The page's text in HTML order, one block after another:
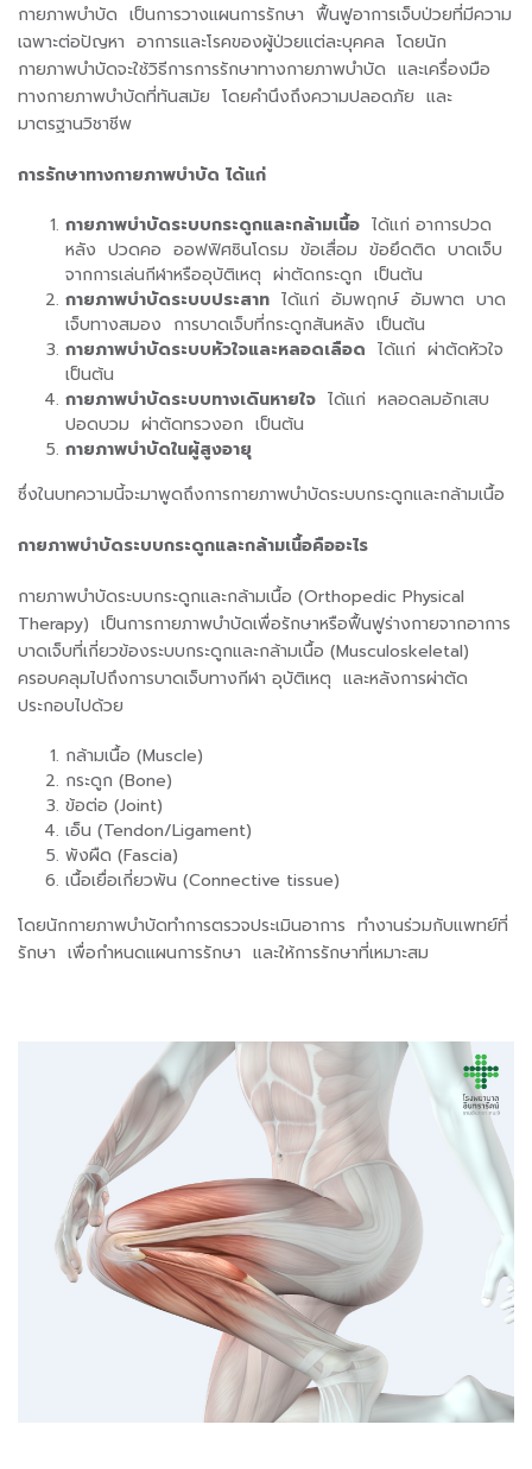
กายภาพบำบัด เป็นการวางแผนการรักษา ฟื้นฟูอาการเจ็บป่วยที่มีความ
เฉพาะต่อปัญหา อาการและโรคของผู้ป่วยแต่ละบุคคล โดยนัก
กายภาพบำบัดจะใช้วิธีการการรักษาทางกายภาพบำบัด และเครื่องมือ
ทางกายภาพบำบัดที่ทันสมัย โดยคำนึงถึงความปลอดภัย และ
มาตรฐานวิชาชีพ
การรักษาทางกายภาพบำบัด ได้แก่
กายภาพบำบัดระบบกระดูกและกล้ามเนื้อ ได้แก่ อาการปวด
หลัง ปวดคอ ออฟฟิศซินโดรม ข้อเสื่อม ข้อยึดติด บาดเจ็บ
จากการเล่นกีฬาหรืออุบัติเหตุ ผ่าตัดกระดูก เป็นต้น
กายภาพบำบัดระบบประสาท ได้แก่ อัมพฤกษ์ อัมพาต บาด
เจ็บทางสมอง การบาดเจ็บที่กระดูกสันหลัง เป็นต้น
กายภาพบำบัดระบบหัวใจและหลอดเลือด ได้แก่ ผ่าตัดหัวใจ
เป็นต้น
กายภาพบำบัดระบบทางเดินหายใจ ได้แก่ หลอดลมอักเสบ
ปอดบวม ผ่าตัดทรวงอก เป็นต้น
กายภาพบำบัดในผู้สูงอายุ
ซึ่งในบทความนี้จะมาพูดถึงการกายภาพบำบัดระบบกระดูกและกล้ามเนื้อ
กายภาพบำบัดระบบกระดูกและกล้ามเนื้อคืออะไร
กายภาพบำบัดระบบกระดูกและกล้ามเนื้อ (Orthopedic Physical
Therapy) เป็นการกายภาพบำบัดเพื่อรักษาหรือฟื้นฟูร่างกายจากอาการ
บาดเจ็บที่เกี่ยวข้องระบบกระดูกและกล้ามเนื้อ (Musculoskeletal)
ครอบคลุมไปถึงการบาดเจ็บทางกีฬา อุบัติเหตุ และหลังการผ่าตัด
ประกอบไปด้วย
กล้ามเนื้อ (Muscle)
กระดูก (Bone)
ข้อต่อ (Joint)
เอ็น (Tendon/Ligament)
พังผืด (Fascia)
เนื้อเยื่อเกี่ยวพัน (Connective tissue)
โดยนักกายภาพบำบัดทำการตรวจประเมินอาการ ทำงานร่วมกับแพทย์ที่
รักษา เพื่อกำหนดแผนการรักษา และให้การรักษาที่เหมาะสม